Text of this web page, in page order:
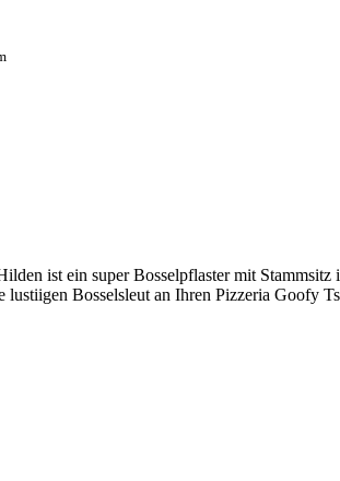
ist ein super Bosselpflaster mit
Bosselsleut an Ihren Pizzeria Goofy